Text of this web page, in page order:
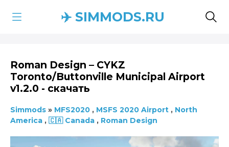
✈️ SIMMODS.RU
Roman Design – CYKZ
Toronto/Buttonville Municipal Airport
v1.2.0 - скачать
Simmods » MFS2020 , MSFS 2020 Airport , North
America , 🇨🇦 Canada , Roman Design